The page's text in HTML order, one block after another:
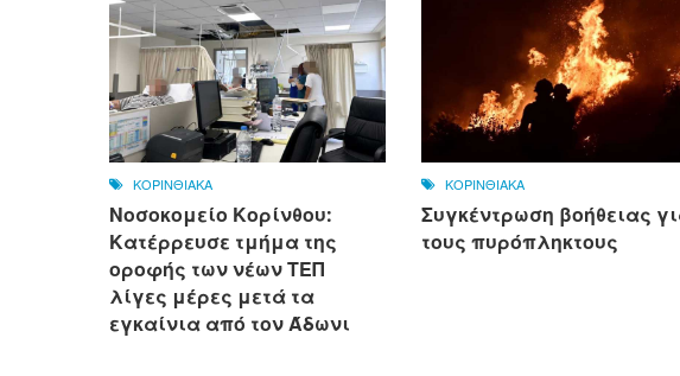
ΚΟΡΙΝΘΙΑΚΑ
Νοσοκομείο Κορίνθου:
Κατέρρευσε τμήμα της
οροφής των νέων ΤΕΠ
λίγες μέρες μετά τα
εγκαίνια από τον Άδωνι
ΚΟΡΙΝΘΙΑΚΑ
Συγκέντρωση βοήθειας
τους πυρόπληκτους